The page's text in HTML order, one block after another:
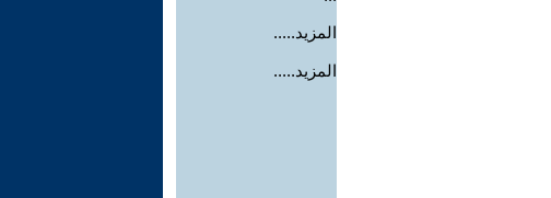
المزيد.....
المزيد.....